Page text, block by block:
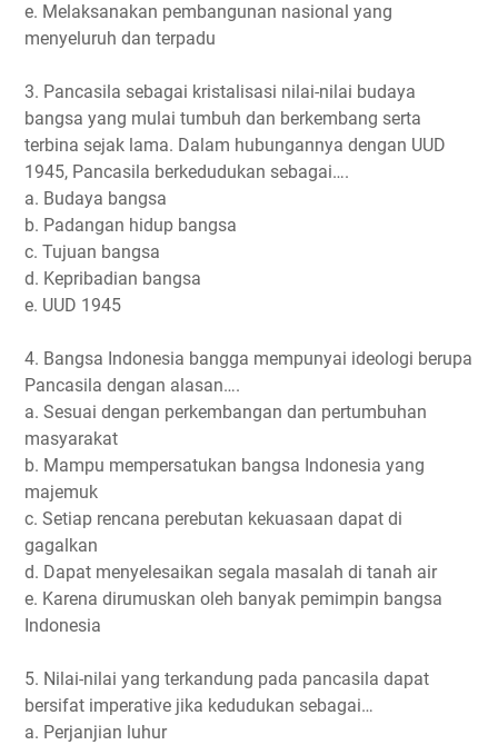
e. Melaksanakan pembangunan nasional yang
menyeluruh dan terpadu
3. Pancasila sebagai kristalisasi nilai-nilai budaya
bangsa yang mulai tumbuh dan berkembang serta
terbina sejak lama. Dalam hubungannya dengan UUD
1945, Pancasila berkedudukan sebagai….
a. Budaya bangsa
b. Padangan hidup bangsa
c. Tujuan bangsa
d. Kepribadian bangsa
e. UUD 1945
4. Bangsa Indonesia bangga mempunyai ideologi berupa
Pancasila dengan alasan….
a. Sesuai dengan perkembangan dan pertumbuhan
masyarakat
b. Mampu mempersatukan bangsa Indonesia yang
majemuk
c. Setiap rencana perebutan kekuasaan dapat di
gagalkan
d. Dapat menyelesaikan segala masalah di tanah air
e. Karena dirumuskan oleh banyak pemimpin bangsa
Indonesia
5. Nilai-nilai yang terkandung pada pancasila dapat
bersifat imperative jika kedudukan sebagai…
a. Perjanjian luhur